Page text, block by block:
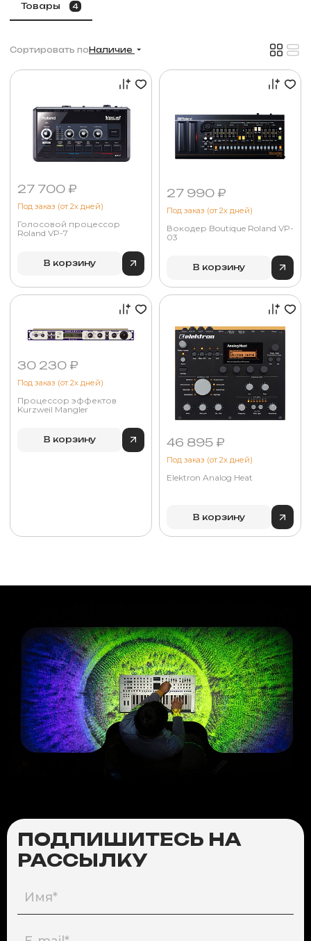
Товары 4
Сортировать по Наличие
27 700 ₽
Под заказ (от 2х дней)
Голосовой процессор
Roland VP-7
В корзину
27 990 ₽
Под заказ (от 2х дней)
Вокодер Boutique Roland VP-
03
В корзину
30 230 ₽
Под заказ (от 2х дней)
Процессор эффектов
Kurzweil Mangler
В корзину 46 895 ₽
Под заказ (от 2х дней)
Elektron Analog Heat
В корзину
ПОДПИШИТЕСЬ НА
РАССЫЛКУ